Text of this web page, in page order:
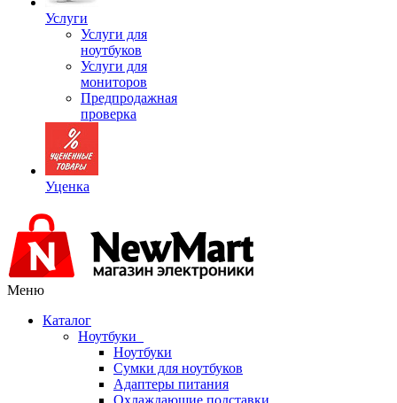
Услуги
Услуги для
ноутбуков
Услуги для
мониторов
Предпродажная
проверка
Уценка
Меню
Каталог
Ноутбуки
Ноутбуки
Сумки для ноутбуков
Адаптеры питания
Охлаждающие подставки